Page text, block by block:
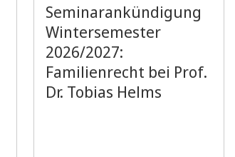
Seminarankündigung
Wintersemester
2026/2027:
Familienrecht bei Prof.
Dr. Tobias Helms